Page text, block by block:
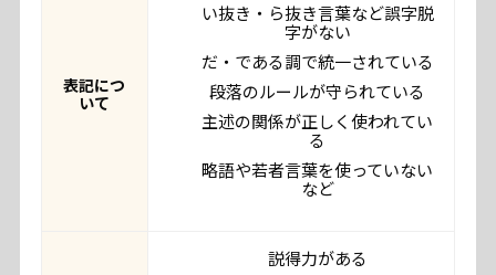
表記につ
いて
い抜き・ら抜き言葉など誤字脱
字がない
だ・である調で統一されている
段落のルールが守られている
主述の関係が正しく使われてい
る
略語や若者言葉を使っていない
など
説得力がある